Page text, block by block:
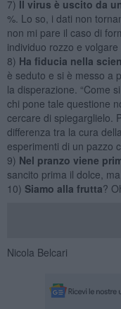
7) Il virus è uscito da
%. Lo so, i dati non
non mi pare il caso di
individuo rozzo e
8) Ha fiducia nella
è seduto e si è messo a
la disperazione. “Come
chi pone tale questione
cercare di spiegarglielo.
differenza tra la cura
esperimenti di un pazzo
9) Nel pranzo viene
sancito prima il dolce,
10) Siamo alla frutta?
Nicola Belcari